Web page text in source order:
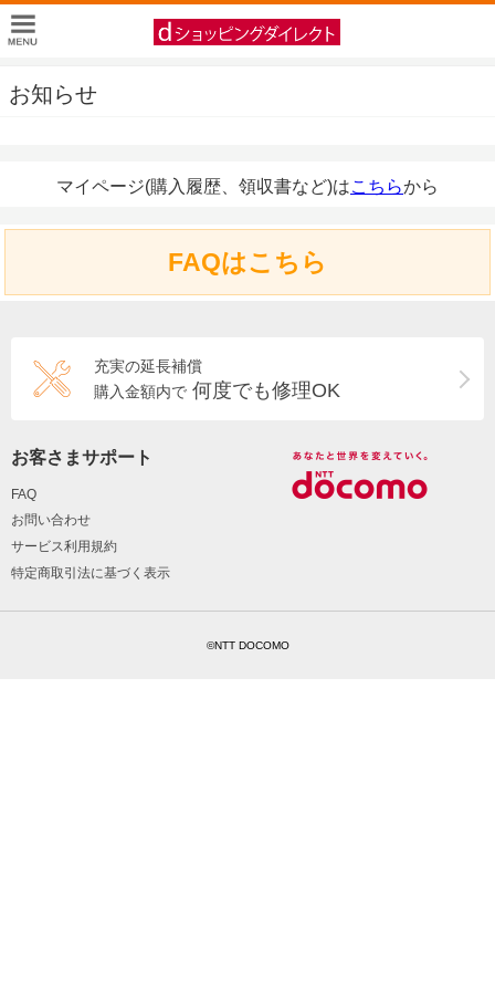
お知らせ
マイページ(購入履歴、領収書など)はこちらから
FAQはこちら
充実の延長補償
購入金額内で 何度でも修理OK
お客さまサポート
FAQ
お問い合わせ
サービス利用規約
特定商取引法に基づく表示
©NTT DOCOMO